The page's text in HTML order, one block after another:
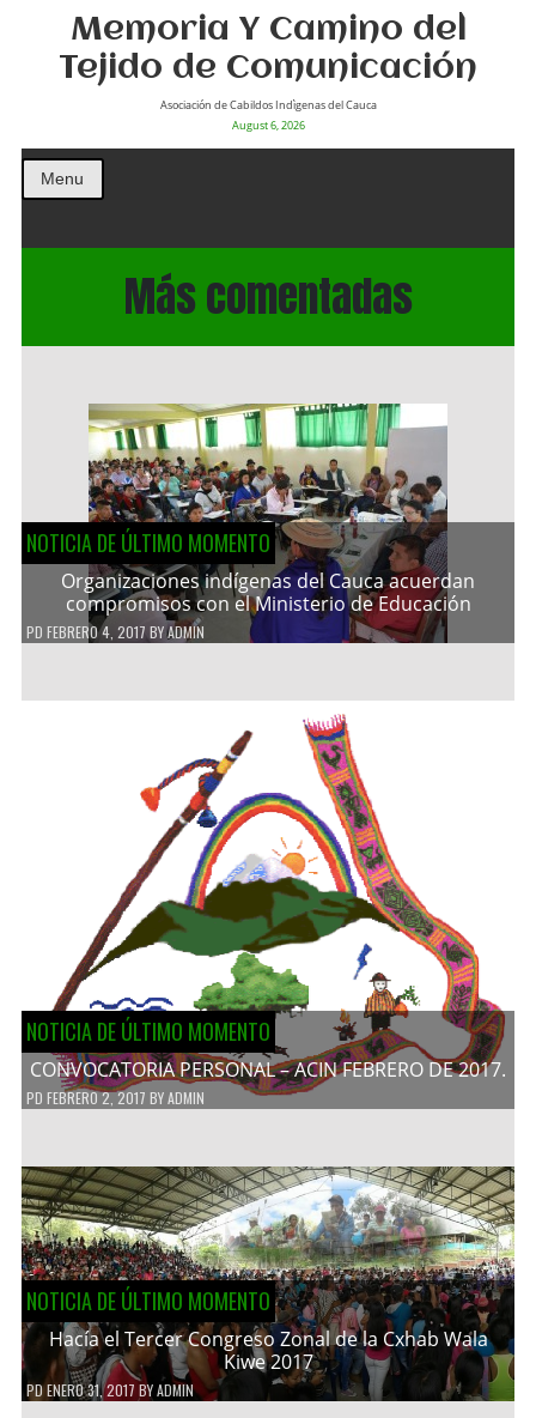
Memoria Y Camino del
Tejido de Comunicación
Asociación de Cabildos Indìgenas del Cauca
August 6, 2026
Menu
Más comentadas
NOTICIA DE ÚLTIMO MOMENTO
Organizaciones indígenas del Cauca acuerdan
compromisos con el Ministerio de Educación
PD FEBRERO 4, 2017 BYADMIN
NOTICIA DE ÚLTIMO MOMENTO
CONVOCATORIA PERSONAL – ACIN FEBRERO DE 2017.
PD FEBRERO 2, 2017 BYADMIN
NOTICIA DE ÚLTIMO MOMENTO
Hacía el Tercer Congreso Zonal de la Cxhab Wala
Kiwe 2017
PDENERO 31, 2017 BYADMIN